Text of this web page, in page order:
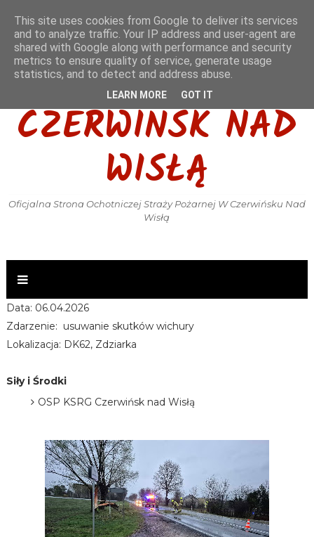
OSP KSRG
CZERWIŃSK NAD
WISŁĄ
Oficjalna Strona Ochotniczej Straży Pożarnej W Czerwińsku Nad
Wisłą
Data: 06.04.2026
Zdarzenie: usuwanie skutków wichury
Lokalizacja: DK62, Zdziarka
Siły i Środki
OSP KSRG Czerwińsk nad Wisłą
This site uses cookies from Google to deliver its services
and to analyze traffic. Your IP address and user-agent are
shared with Google along with performance and security
metrics to ensure quality of service, generate usage
statistics, and to detect and address abuse.
LEARN MORE GOT IT